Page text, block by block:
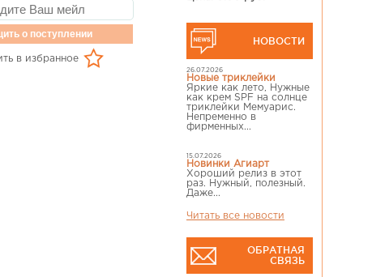
НОВОСТИ
26.07.2026
Новые триклейки
Яркие как лето, Нужные
как крем SPF на солнце
триклейки Мемуарис.
Непременно в
фирменных...
15.07.2026
Новинки Агиарт
Хороший релиз в этот
раз. Нужный, полезный.
Даже...
Читать все новости
ОБРАТНАЯ
СВЯЗЬ
о поступлении
в избранное